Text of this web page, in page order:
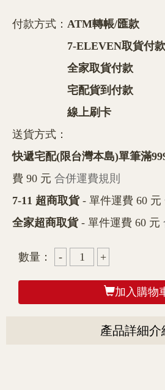
付款方式： ATM轉帳/匯款
7-ELEVEN取貨付款
全家取貨付款
宅配貨到付款
線上刷卡
送貨方式：
快遞宅配(限台灣本島)單筆滿
費 90 元 合併運費規則
7-11 超商取貨- 單件運費 60 元
全家超商取貨- 單件運費 60 元
數量：
加入購物
產品詳細介